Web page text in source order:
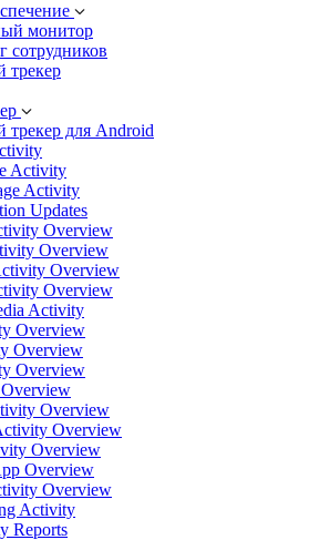
монитор
сотрудников
трекер
трекер для Android
Activity
Activity
Updates
Overview
Overview
Overview
Overview
Activity
Overview
Overview
Overview
Overview
Overview
Overview
Overview
Overview
Activity
Reports